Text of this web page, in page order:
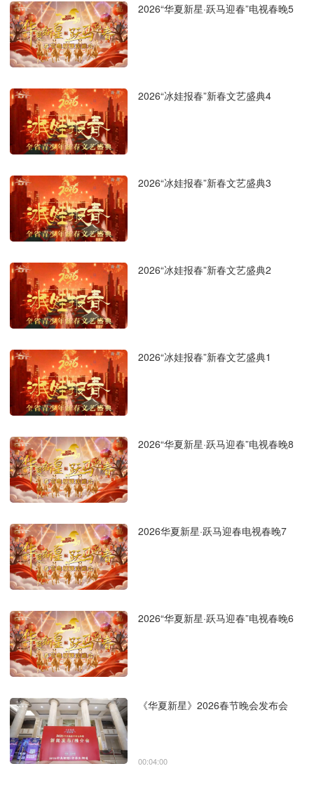
2026“华夏新星·跃马迎春”电视春晚5
2026“冰娃报春”新春文艺盛典4
2026“冰娃报春”新春文艺盛典3
2026“冰娃报春”新春文艺盛典2
2026“冰娃报春”新春文艺盛典1
2026“华夏新星·跃马迎春”电视春晚8
2026华夏新星·跃马迎春电视春晚7
2026“华夏新星·跃马迎春”电视春晚6
《华夏新星》2026春节晚会发布会
00:04:00